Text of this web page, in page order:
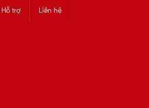
Hỗ trợ Liên hệ